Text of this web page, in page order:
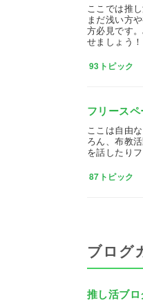
ここでは推
まだ浅い方
方必見です
せましょう！
93トピック
フリースペ
ここは自由
ろん、布教
を話したり
87トピック
ブログ
推し活ブロ